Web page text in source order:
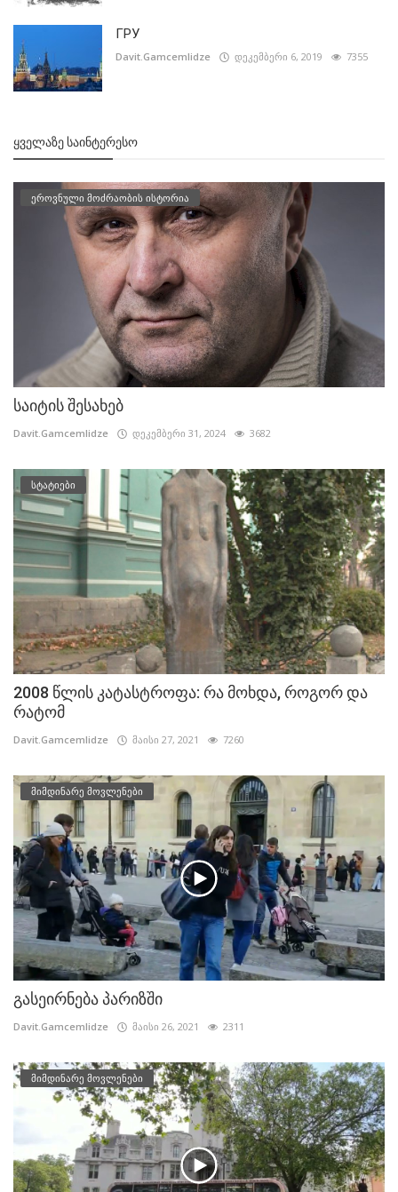
ГРУ
Davit.Gamcemlidze დეკემბერი 6, 2019 7355
ᲧᲕᲔᲚᲐᲖᲔ ᲡᲐᲘᲜᲢᲔᲠᲔᲡᲝ
ეროვნული მოძრაობის ისტორია
საიტის შესახებ
Davit.Gamcemlidze დეკემბერი 31, 2024 3682
სტატიები
2008 წლის კატასტროფა: რა მოხდა, როგორ და
რატომ
Davit.Gamcemlidze მაისი 27, 2021 7260
მიმდინარე მოვლენები
გასეირნება პარიზში
Davit.Gamcemlidze მაისი 26, 2021 2311
მიმდინარე მოვლენები